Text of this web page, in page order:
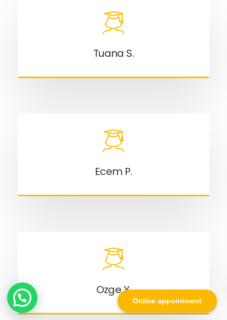
Online appointment
Tuana S.
Ecem P.
Ozge Y.
WhatsApp contact